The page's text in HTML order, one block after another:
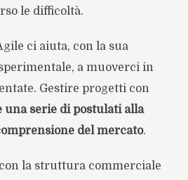
le difficoltà.
ci aiuta, con la sua
a muoverci in
Gestire progetti con
una serie di postulati alla
del mercato.
la struttura commerciale